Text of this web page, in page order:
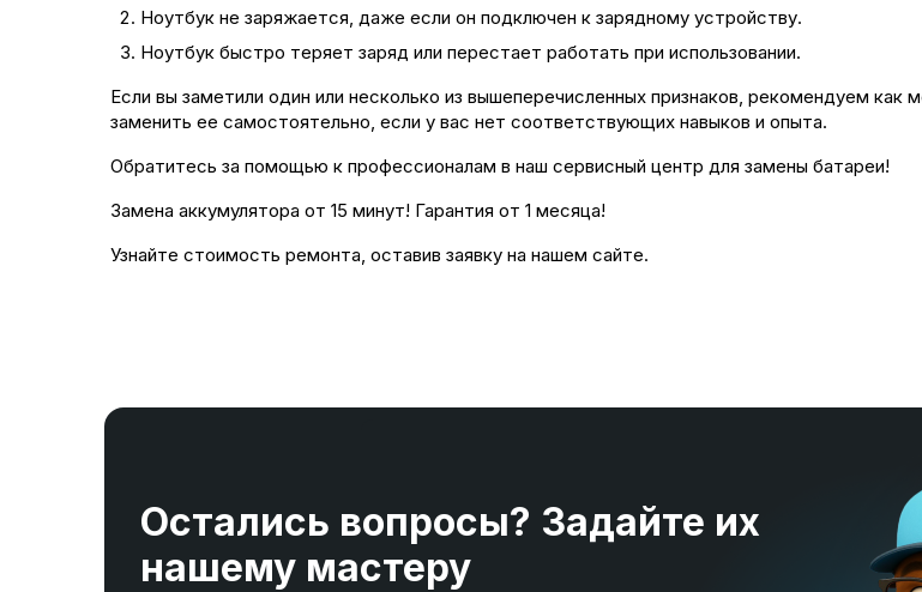
Ноутбук не заряжается, даже если он подключен к зарядному устройству.
Ноутбук быстро теряет заряд или перестает работать при использовании.
Если вы заметили один или несколько из вышеперечисленных признаков, рекомендуем
заменить ее самостоятельно, если у вас нет соответствующих навыков и опыта.
Обратитесь за помощью к профессионалам в наш сервисный центр для замены батареи!
Замена аккумулятора от 15 минут! Гарантия от 1 месяца!
Узнайте стоимость ремонта, оставив заявку на нашем сайте.
Остались вопросы? Задайте их
нашему мастеру